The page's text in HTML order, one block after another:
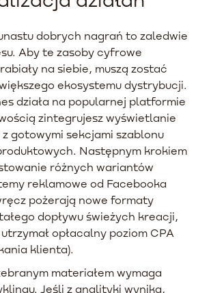
dobrych nagrań to zaledwie
Aby te zasoby cyfrowe
na siebie, muszą zostać
ekosystemu dystrybucji.
działa na popularnej platformie
zintegrujesz wyświetlanie
gotowymi sekcjami szablonu
Następnym krokiem
różnych wariantów
reklamowe od Facebooka
pożerają nowe formaty
dopływu świeżych kreacji,
opłacalny poziom CPA
klienta).
materiałem wymaga
Jeśli z analityki wynika,